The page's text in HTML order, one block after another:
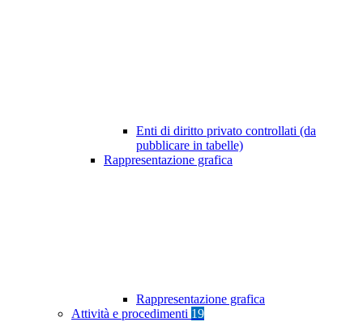
Enti di diritto privato controllati (da
pubblicare in tabelle)
Rappresentazione grafica
Rappresentazione grafica
Attività e procedimenti 19